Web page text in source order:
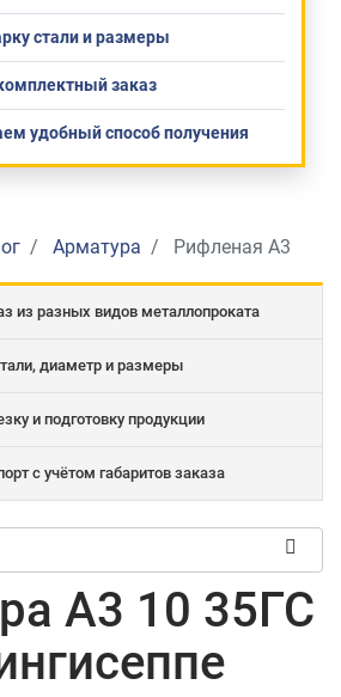
стали и размеры
заказ
удобный способ получения
Арматура Рифленая А3
из разных видов металлопроката
диаметр и размеры
и подготовку продукции
с учётом габаритов заказа
А3 10 35ГС